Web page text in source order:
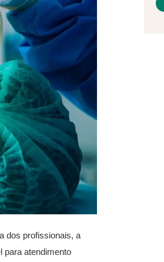
dos profissionais, a
para atendimento